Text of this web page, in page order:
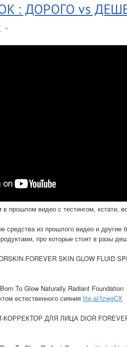
: ДОРОГО vs
прошлом видео с тестингом, кстати,
средства из прошлого видео и другие
про которые стоят в разы
FOREVER SKIN GLOW FLUID
To Glow Naturally Radiant Foundation
естественного сияния lite.al/fzwgCX
ДЛЯ ЛИЦА DIOR FOREVER